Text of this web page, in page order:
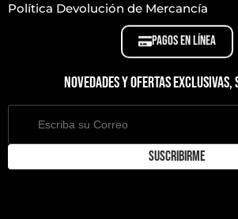
Política Devolución de Mercancía
PAGOS EN LÍNEA
Novedades y ofertas exclusivas,